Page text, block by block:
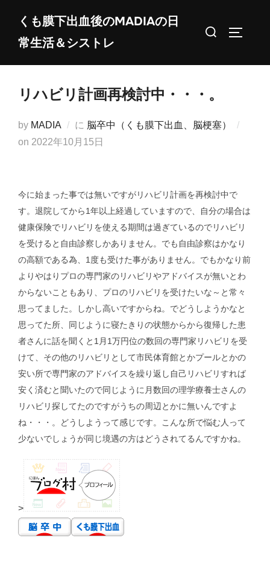
くも膜下出血後のMADIAの日
常生活＆シストレ
検
リハビリ計画再検討中・・・。
by MADIA に 脳卒中（くも膜下出血、脳梗塞）
on 投
2022年10月15日
今に始まった事では無いですがリハビリ計画を再検討中で
す。退院してから1年以上経過していますので、自分の場合は
健康保険でリハビリを使える期間は過ぎているのでリハビリ
を受けると自由診察しかありません。でも自由診察はかなり
の高額である為、1度も受けた事がありません。でもかなり前
よりやはりプロの専門家のリハビリやアドバイスが無いとわ
からないこともあり、プロのリハビリを受けたいな～と常々
思ってました。しかし高いですからね。でどうしようかなと
思ってた所、同じように寝たきりの状態からから復帰した患
者さんに話を聞くと1月1万円位の数回の専門家リハビリを受
けて、その他のリハビリとして市民体育館とかプールとかの
安い所で専門家のアドバイスを繰り返し自己リハビリすれば
安く済むと聞いたので同じように月数回の理学療養士さんの
リハビリ探してたのですがうちの周辺とかに無いんですよ
ね・・・。どうしようって感じです。こんな所で悩む人って
少ないでしょうが同じ境遇の方はどうされてるんですかね。
>